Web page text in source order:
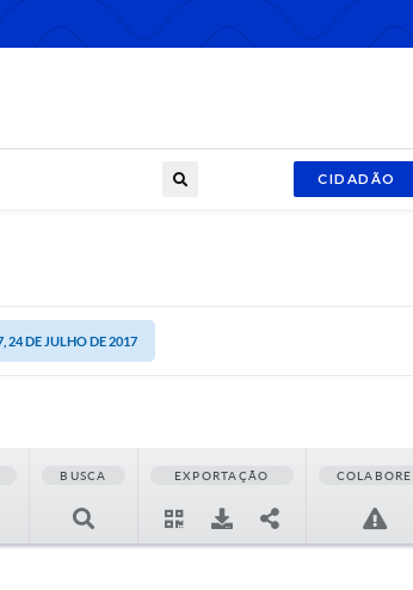
CIDADÃO
24 DE JULHO DE 2017
BUSCA EXPORTAÇÃO COLABORE